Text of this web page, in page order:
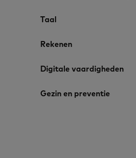
Taal
Rekenen
Digitale vaardigheden
Gezin en preventie